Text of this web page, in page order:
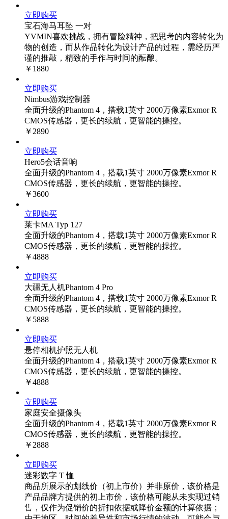
立即购买
宝石海马耳坠 一对
YVMIN喜欢挑战，拥有冒险精神，把思考的内容转化为
物的创造，而从作品转化为设计产品的过程，需经历严
谨的推敲，精致的手作与时间的酝酿。
￥1880
立即购买
Nimbus游戏控制器
全面升级的Phantom 4，搭载1英寸 2000万像素Exmor R
CMOS传感器，更长的续航，更智能的操控。
￥2890
立即购买
Hero5会话音响
全面升级的Phantom 4，搭载1英寸 2000万像素Exmor R
CMOS传感器，更长的续航，更智能的操控。
￥3600
立即购买
莱卡MA Typ 127
全面升级的Phantom 4，搭载1英寸 2000万像素Exmor R
CMOS传感器，更长的续航，更智能的操控。
￥4888
立即购买
大疆无人机Phantom 4 Pro
全面升级的Phantom 4，搭载1英寸 2000万像素Exmor R
CMOS传感器，更长的续航，更智能的操控。
￥5888
立即购买
悬停相机护照无人机
全面升级的Phantom 4，搭载1英寸 2000万像素Exmor R
CMOS传感器，更长的续航，更智能的操控。
￥4888
立即购买
家庭安全摄像头
全面升级的Phantom 4，搭载1英寸 2000万像素Exmor R
CMOS传感器，更长的续航，更智能的操控。
￥2888
立即购买
迷彩数字 T 恤
商品所展示的划线价（初上市价）并非原价，该价格是
产品品牌方提供的初上市价，该价格可能从未实现过销
售，仅作为促销价的折扣依据或降价金额的计算依据；